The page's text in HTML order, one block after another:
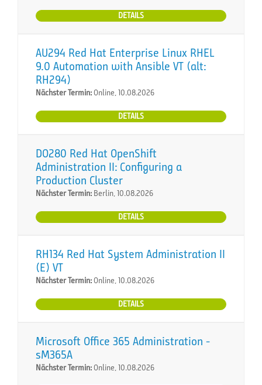
DETAILS
AU294 Red Hat Enterprise Linux RHEL
9.0 Automation with Ansible VT (alt:
RH294)
Nächster Termin:Online, 10.08.2026
DETAILS
DO280 Red Hat OpenShift
Administration II: Configuring a
Production Cluster
Nächster Termin: Berlin, 10.08.2026
DETAILS
RH134 Red Hat System Administration II
(E) VT
Nächster Termin:Online, 10.08.2026
DETAILS
Microsoft Office 365 Administration -
sM365A
Nächster Termin:Online, 10.08.2026